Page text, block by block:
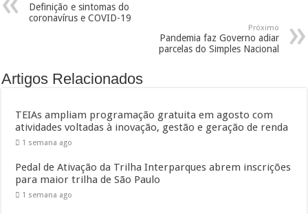
Definição e sintomas do
coronavírus e COVID-19
Próximo
Pandemia faz Governo adiar
parcelas do Simples Nacional
Artigos Relacionados
TEIAs ampliam programação gratuita em agosto com
atividades voltadas à inovação, gestão e geração de renda
1 semana ago
Pedal de Ativação da Trilha Interparques abrem inscrições
para maior trilha de São Paulo
1 semana ago